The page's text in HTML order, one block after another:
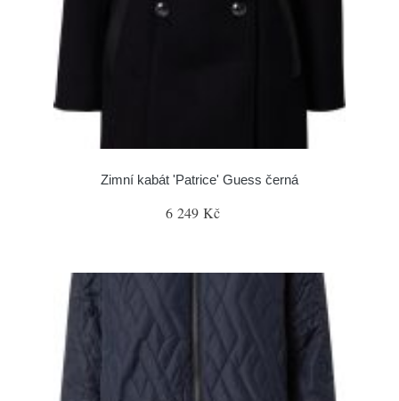
Zimní kabát 'Patrice' Guess černá
6 249 Kč